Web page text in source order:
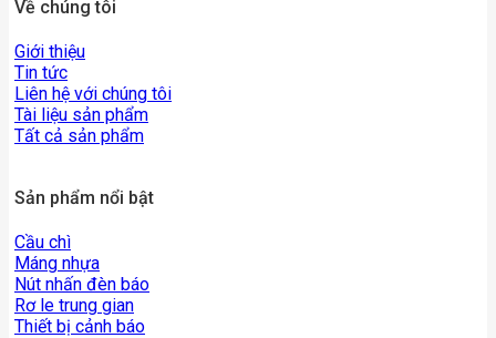
Về chúng tôi
Giới thiệu
Tin tức
Liên hệ với chúng tôi
Tài liệu sản phẩm
Tất cả sản phẩm
Sản phẩm nổi bật
Cầu chì
Máng nhựa
Nút nhấn đèn báo
Rơ le trung gian
Thiết bị cảnh báo